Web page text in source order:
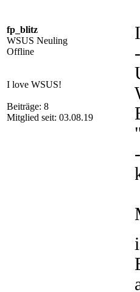
fp_blitz
WSUS Neuling
Offline
I love WSUS!
Beiträge: 8
Mitglied seit: 03.08.19